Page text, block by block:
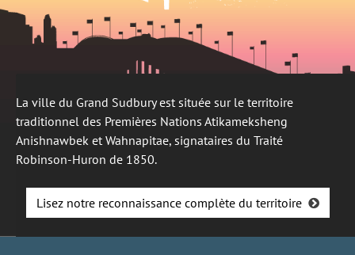
La ville du Grand Sudbury est située sur le territoire
traditionnel des Premières Nations Atikameksheng
Anishnawbek et Wahnapitae, signataires du Traité
Robinson-Huron de 1850.
Lisez notre reconnaissance complète du territoire